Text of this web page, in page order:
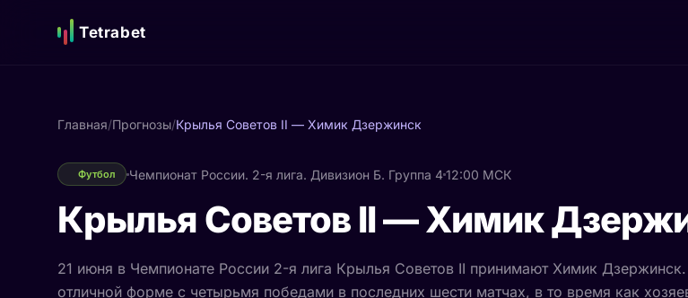
Tetrabet
Главная/Прогнозы/Крылья Советов II — Химик Дзержинск
Футбол Чемпионат России. 2-я лига. Дивизион Б. Группа 412:00 МСК
Крылья Советов II — Химик
21 июня в Чемпионате России 2-я лига Крылья Советов II принимают Химик Дзержинск.
отличной форме с четырьмя победами в последних шести матчах, в то время как